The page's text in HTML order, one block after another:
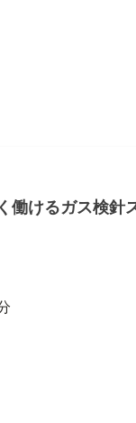
働けるガス検針